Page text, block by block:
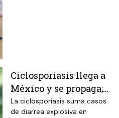
Ciclosporiasis llega a
México y se propaga;
activan protocolos
para revisar frutas y
La ciclosporiasis suma casos
de diarrea explosiva en